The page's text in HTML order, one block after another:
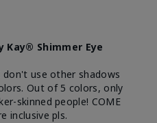
Kay® Shimmer Eye
use other shadows
Out of 5 colors, only
skinned people! COME
inclusive pls.